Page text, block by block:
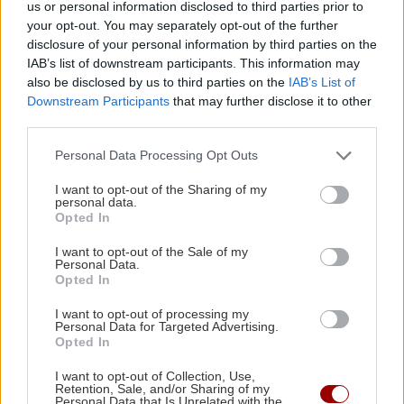
us or personal information disclosed to third parties prior to
your opt-out. You may separately opt-out of the further
disclosure of your personal information by third parties on the
IAB’s list of downstream participants. This information may
also be disclosed by us to third parties on the IAB’s List of
Downstream Participants that may further disclose it to other
Personal Data Processing Opt Outs
I want to opt-out of the Sharing of my
personal data.
Opted In
I want to opt-out of the Sale of my
Personal Data.
Opted In
I want to opt-out of processing my
Personal Data for Targeted Advertising.
Opted In
I want to opt-out of Collection, Use,
Retention, Sale, and/or Sharing of my
Personal Data that Is Unrelated with the
13:05
BUSINESS
Συνεχίζονται οι αιτήσεις για σπουδές
Κτηνιατρικής στο Ευρωπαϊκό Πανεπιστήμιο
Κύπρου
13:00
GOSSIP - LIFESTYLE
ημέρα
12:58
ΚΡΗΤΗ
Κτηματολόγιο: Ποιοι μπορούν να δηλώσουν το
προθεσμίας
ΕΛΛΑΔΑ
Επέτρεψε στην ανήλικη κόρη της να πιει
ΠΕΡΙΣΣΟΤΕΡΑ
ΚΡΗΤΗ
Αστυνομικοί Ηρακλείου: Ενισχύουν
έμπρακτα το Γραφείο Ανηλίκων -
Δώρισαν σύγχρονο κλιματιστικό
ΤΕΧΝΟΛΟΓΙΑ